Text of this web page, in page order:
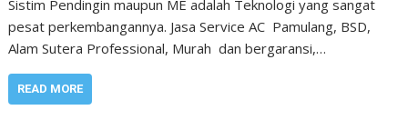
Sistim Pendingin maupun ME adalah Teknologi yang sangat
pesat perkembangannya. Jasa Service AC Pamulang, BSD,
Alam Sutera Professional, Murah dan bergaransi,…
READ MORE